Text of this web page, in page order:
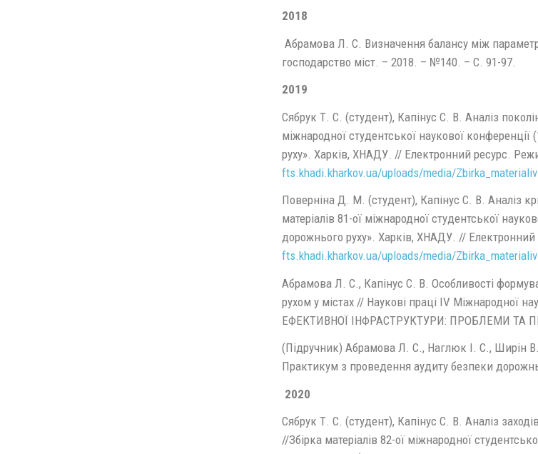
2018
Абрамова Л. С. Визначення балансу між
господарство міст. – 2018. – №140. – С. 91-97.
2019
Сябрук Т. С. (студент), Капінус С. В. Аналіз
міжнародної студентської наукової
руху». Харків, ХНАДУ. // Електронний ресурс.
fts.khadi.kharkov.ua/uploads/media/
Поверніна Д. М. (студент), Капінус С. В. Аналіз
матеріалів 81-ої міжнародної студентської
дорожнього руху». Харків, ХНАДУ. //
fts.khadi.kharkov.ua/uploads/media/
Абрамова Л. С., Капінус С. В. Особливості
рухом у містах // Наукові праці IV Міжнародної
ЕФЕКТИВНОЇ ІНФРАСТРУКТУРИ: ПРОБЛЕМИ ТА
(Підручник) Абрамова Л. С., Наглюк І. С., Ширін
Практикум з проведення аудиту безпеки
2020
Сябрук Т. С. (студент), Капінус С. В. Аналіз
//Збірка матеріалів 82-ої міжнародної